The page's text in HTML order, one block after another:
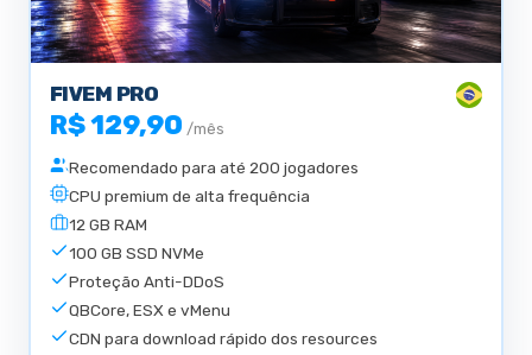
FIVEM PRO
R$ 129,90 /mês
Recomendado para até 200 jogadores
CPU premium de alta frequência
12 GB RAM
100 GB SSD NVMe
Proteção Anti-DDoS
QBCore, ESX e vMenu
CDN para download rápido dos resources